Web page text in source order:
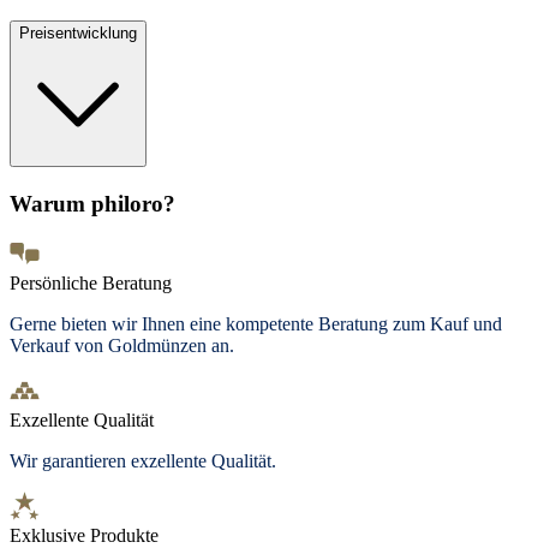
Preisentwicklung
Warum philoro?
Persönliche Beratung
Gerne bieten wir Ihnen eine kompetente Beratung zum Kauf und
Verkauf von Goldmünzen an.
Exzellente Qualität
Wir garantieren exzellente Qualität.
Exklusive Produkte